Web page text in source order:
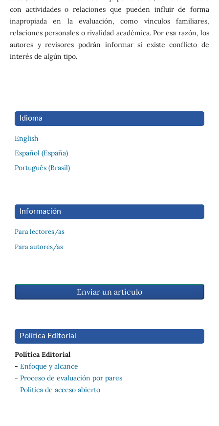
con actividades o relaciones que pueden influir de forma
inapropiada en la evaluación, como vínculos familiares,
relaciones personales o rivalidad académica. Por esa razón, los
autores y revisores podrán informar si existe conflicto de
interés de algún tipo.
Idioma
English
Español (España)
Português (Brasil)
Información
Para lectores/as
Para autores/as
Enviar un artículo
Política Editorial
Política Editorial
- Enfoque y alcance
- Proceso de evaluación por pares
- Política de acceso abierto